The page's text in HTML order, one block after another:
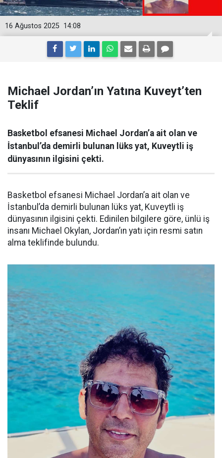
14:08
16 Ağustos 2025
Michael Jordan’ın Yatına Kuveyt’ten
Teklif
Basketbol efsanesi Michael Jordan’a ait olan ve
İstanbul’da demirli bulunan lüks yat, Kuveytli iş
dünyasının ilgisini çekti.
Basketbol efsanesi Michael Jordan’a ait olan ve
İstanbul’da demirli bulunan lüks yat, Kuveytli iş
dünyasının ilgisini çekti. Edinilen bilgilere göre, ünlü iş
insanı Michael Okylan, Jordan’ın yatı için resmi satın
alma teklifinde bulundu.